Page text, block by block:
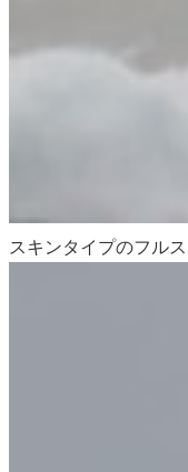
スキンタイプのフル